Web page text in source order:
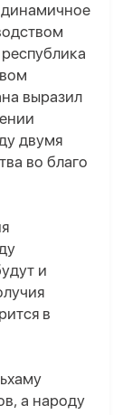
выразил
двумя
во благо
и
в
а народу